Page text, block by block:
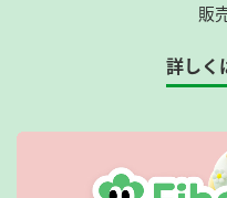
販
詳しく